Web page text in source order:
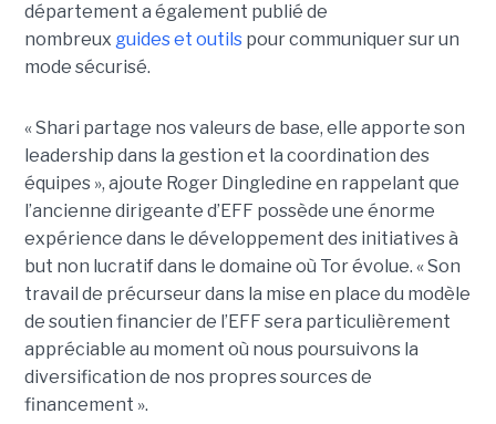
département a également publié de
nombreux guides et outilspour communiquer sur un
mode sécurisé.
« Shari partage nos valeurs de base, elle apporte son
leadership dans la gestion et la coordination des
équipes », ajoute Roger Dingledine en rappelant que
l’ancienne dirigeante d’EFF possède une énorme
expérience dans le développement des initiatives à
but non lucratif dans le domaine où Tor évolue. « Son
travail de précurseur dans la mise en place du modèle
de soutien financier de l’EFF sera particulièrement
appréciable au moment où nous poursuivons la
diversification de nos propres sources de
financement ».